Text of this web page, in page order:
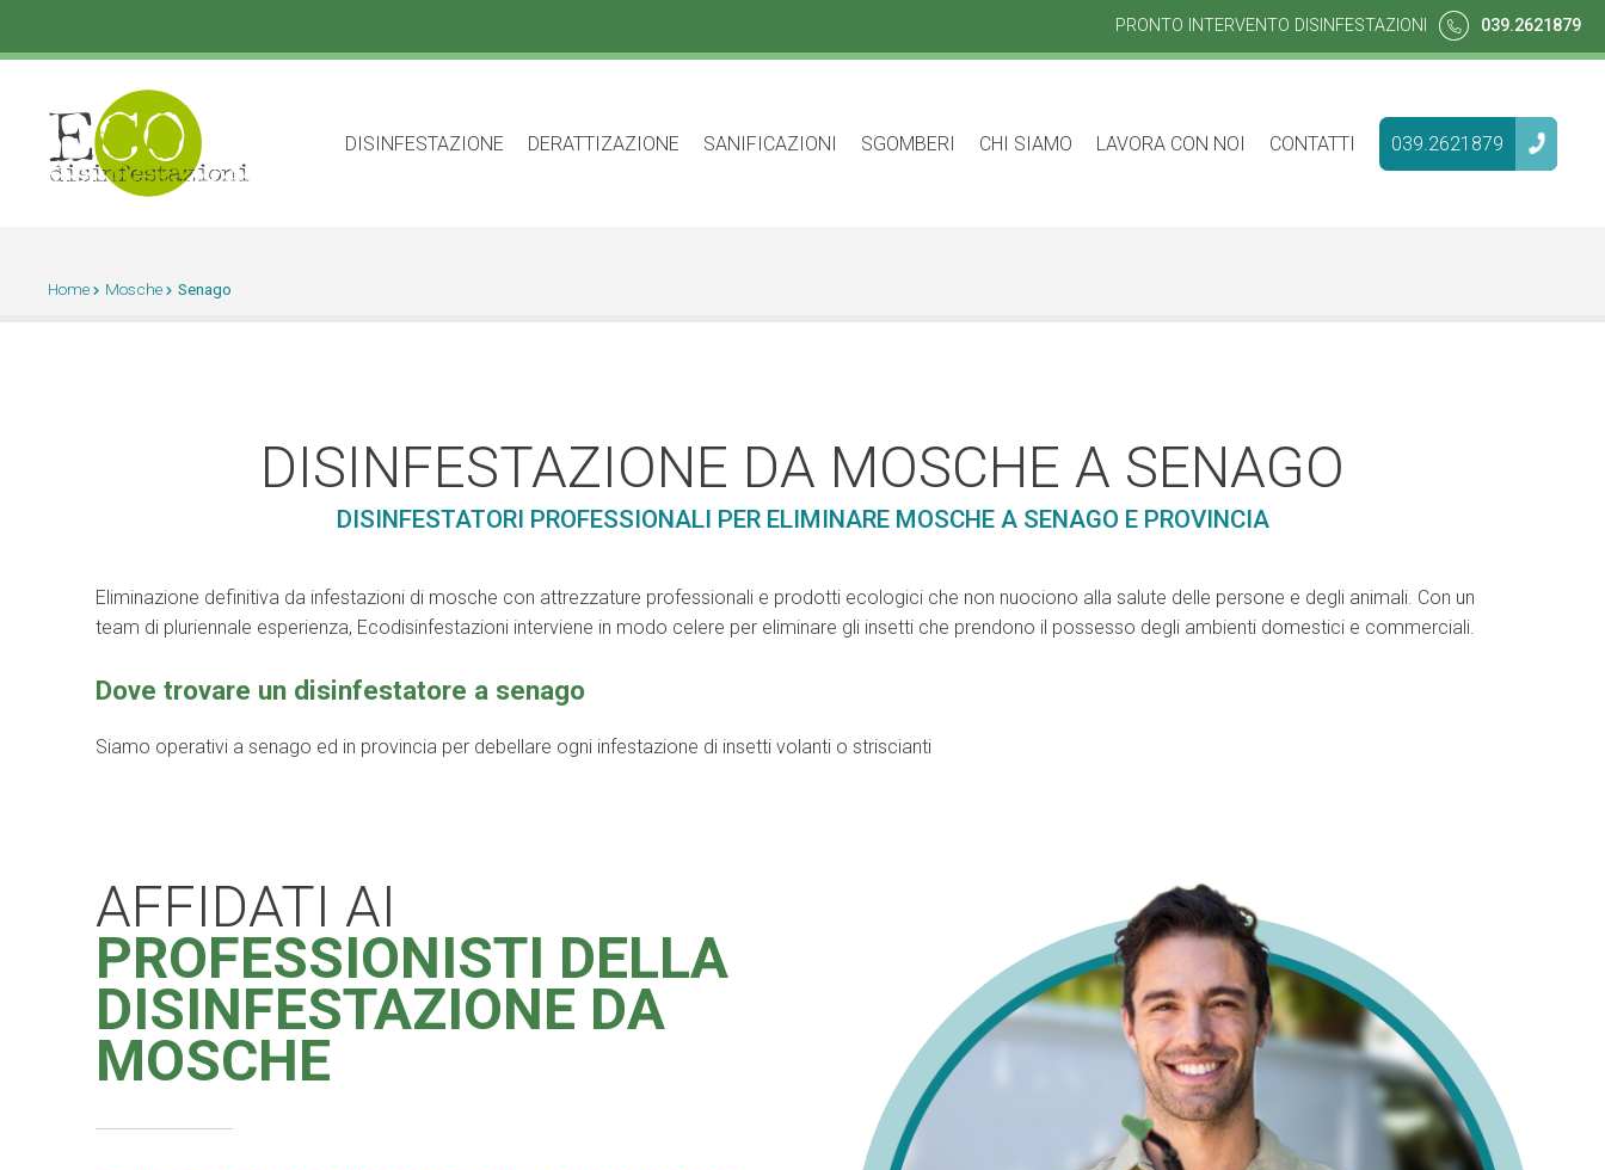
PRONTO INTERVENTO DISINFESTAZIONI 039.2621879
039.2621879
DISINFESTAZIONE DERATTIZAZIONE SANIFICAZIONI SGOMBERI CHI SIAMO LAVORA CON NOI CONTATTI
Home Mosche Senago
DISINFESTAZIONE DA MOSCHE A SENAGO
DISINFESTATORI PROFESSIONALI PER ELIMINARE MOSCHE A SENAGO E PROVINCIA
Eliminazione definitiva da infestazioni di mosche con attrezzature professionali e prodotti ecologici che non nuociono alla salute delle persone e degli animali. Con un
team di pluriennale esperienza, Ecodisinfestazioni interviene in modo celere per eliminare gli insetti che prendono il possesso degli ambienti domestici e commerciali.
Dove trovare un disinfestatore a senago
Siamo operativi a senago ed in provincia per debellare ogni infestazione di insetti volanti o striscianti
AFFIDATI AI
PROFESSIONISTI DELLA
DISINFESTAZIONE DA
MOSCHE